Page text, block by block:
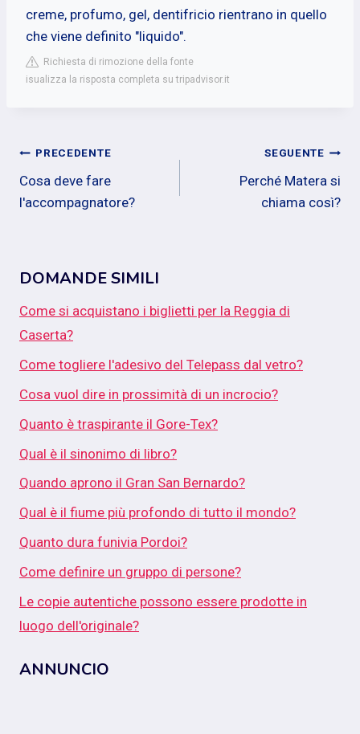
creme, profumo, gel, dentifricio rientrano in quello
che viene definito "liquido".
Richiesta di rimozione della fonte
isualizza la risposta completa su tripadvisor.it
Navigazione
articoli
PRECEDENTE
Cosa deve fare
l'accompagnatore?
SEGUENTE
Perché Matera si
chiama così?
DOMANDE SIMILI
Come si acquistano i biglietti per la Reggia di
Caserta?
Come togliere l'adesivo del Telepass dal vetro?
Cosa vuol dire in prossimità di un incrocio?
Quanto è traspirante il Gore-Tex?
Qual è il sinonimo di libro?
Quando aprono il Gran San Bernardo?
Qual è il fiume più profondo di tutto il mondo?
Quanto dura funivia Pordoi?
Come definire un gruppo di persone?
Le copie autentiche possono essere prodotte in
luogo dell'originale?
ANNUNCIO